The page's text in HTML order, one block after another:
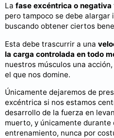
La fase excéntrica o negativa
pero tampoco se debe alargar
buscando obtener ciertos
Esta debe trascurrir a una
la carga controlada en todo
nuestros músculos una
el que nos domine.
Únicamente dejaremos de
excéntrica si nos estamos
desarrollo de la fuerza en
muerto, y únicamente
entrenamiento, nunca por